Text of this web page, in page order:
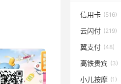
信用卡 (516)
云闪付 (219)
翼支付 (48)
高铁贵宾 (3)
小儿按摩 (1)